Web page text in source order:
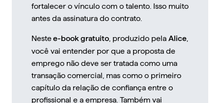
fortalecer o vínculo com o talento. Isso muito
antes da assinatura do contrato.
Nestee-book gratuito , produzido pela Alice
você vai entender por que a proposta de
emprego não deve ser tratada como uma
transação comercial, mas como o primeiro
capítulo da relação de confiança entre o
profissional e a empresa. Também vai